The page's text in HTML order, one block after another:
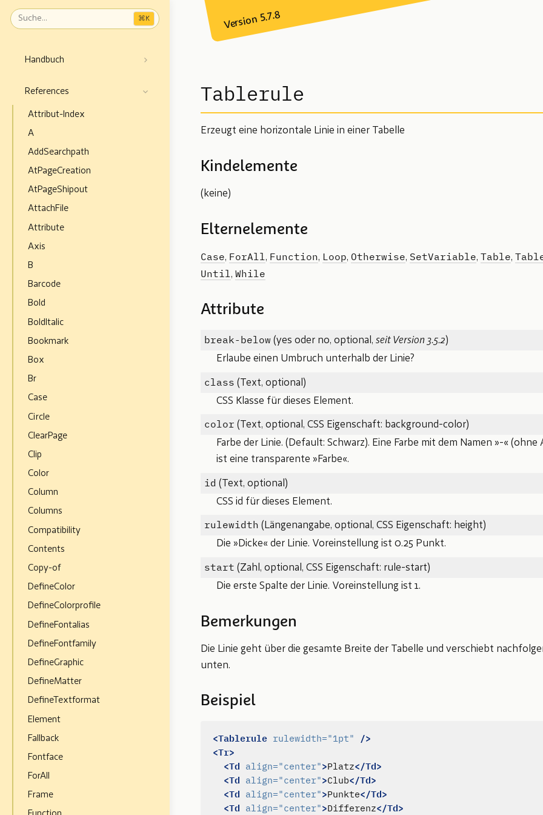
⌘ K
Handbuch
References
Attribut-Index
A
AddSearchpath
AtPageCreation
AtPageShipout
AttachFile
Attribute
Axis
B
Barcode
Bold
BoldItalic
Bookmark
Box
Br
Case
Circle
ClearPage
Clip
Color
Column
Columns
Compatibility
Contents
Copy-of
DefineColor
DefineColorprofile
DefineFontalias
DefineFontfamily
DefineGraphic
DefineMatter
DefineTextformat
Element
Fallback
Fontface
ForAll
Frame
Version 5.7.8
Tablerule
Erzeugt eine horizontale Linie in einer Tabelle
Kindelemente
(keine)
Elternelemente
Case, ForAll , Function, Loop, Otherwise, SetVariable, Table,
Until , While
Attribute
break-below (yes oder no, optional, seit Version 3.5.2)
Erlaube einen Umbruch unterhalb der Linie?
class (Text, optional)
CSS Klasse für dieses Element.
color (Text, optional, CSS Eigenschaft: background-color)
Farbe der Linie. (Default: Schwarz). Eine Farbe mit dem Namen »-«
ist eine transparente »Farbe«.
id (Text, optional)
CSS id für dieses Element.
rulewidth (Längenangabe, optional, CSS Eigenschaft: height)
Die »Dicke« der Linie. Voreinstellung ist 0.25 Punkt.
start (Zahl, optional, CSS Eigenschaft: rule-start)
Die erste Spalte der Linie. Voreinstellung ist 1.
Bemerkungen
Die Linie geht über die gesamte Breite der Tabelle und verschiebt
unten.
Beispiel
<Tablerule rulewidth="1pt" />
<Tr>
<Td align="center">Platz</Td>
<Td align="center">Club</Td>
<Td align="center">Punkte</Td>
<Td align="center">Differenz</Td>